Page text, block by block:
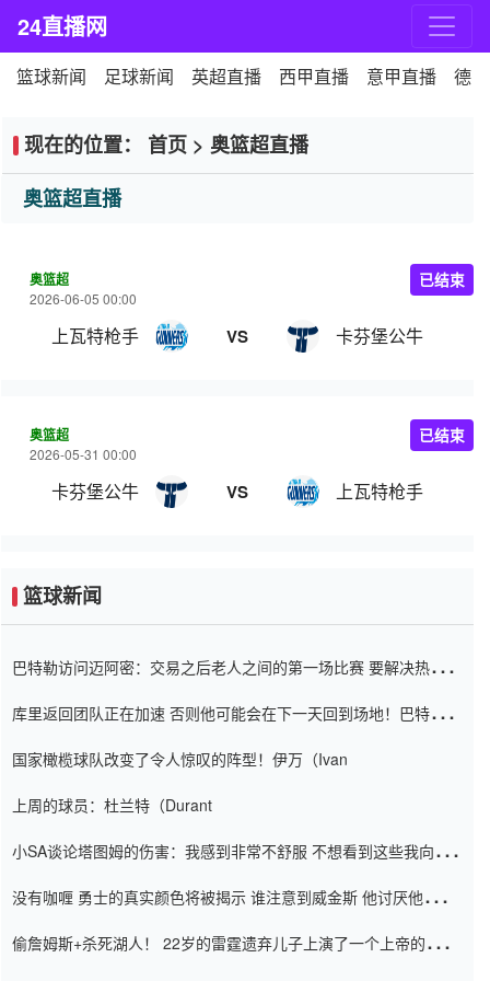
24直播网
篮球新闻 足球新闻 英超直播 西甲直播 意甲直播 德
现在的位置： 首页 > 奥篮超直播
奥篮超直播
奥篮超
2026-06-05 00:00
上瓦特枪手 VS 卡芬堡公牛
已结束
奥篮超
2026-05-31 00:00
卡芬堡公牛 VS 上瓦特枪手
已结束
篮球新闻
巴特勒访问迈阿密：交易之后老人之间的第一场比赛 要解决热情的
库里返回团队正在加速 否则他可能会在下一天回到场地！巴特勒迈
国家橄榄球队改变了令人惊叹的阵型！伊万（Ivan
上周的球员：杜兰特（Durant
小SA谈论塔图姆的伤害：我感到非常不舒服 不想看到这些我向他
没有咖喱 勇士的真实颜色将被揭示 谁注意到威金斯 他讨厌他的老
偷詹姆斯+杀死湖人！ 22岁的雷霆遗弃儿子上演了一个上帝的剧